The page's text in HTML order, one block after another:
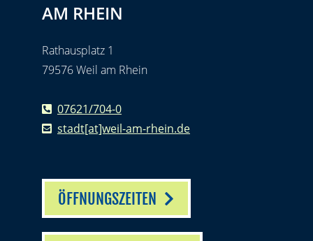
AM RHEIN
Rathausplatz 1
79576 Weil am Rhein
07621/704-0
stadt[at]weil-am-rhein.de
ÖFFNUNGSZEITEN